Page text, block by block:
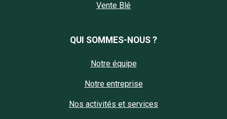
Vente Blé
QUI SOMMES-NOUS ?
Notre équipe
Notre entreprise
Nos activités et services